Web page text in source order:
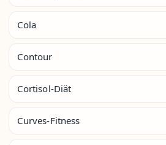
Cola
Contour
Cortisol-Diät
Curves-Fitness